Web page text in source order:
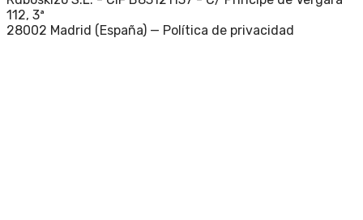
112, 3ª
28002 Madrid (España) — Política de privacidad